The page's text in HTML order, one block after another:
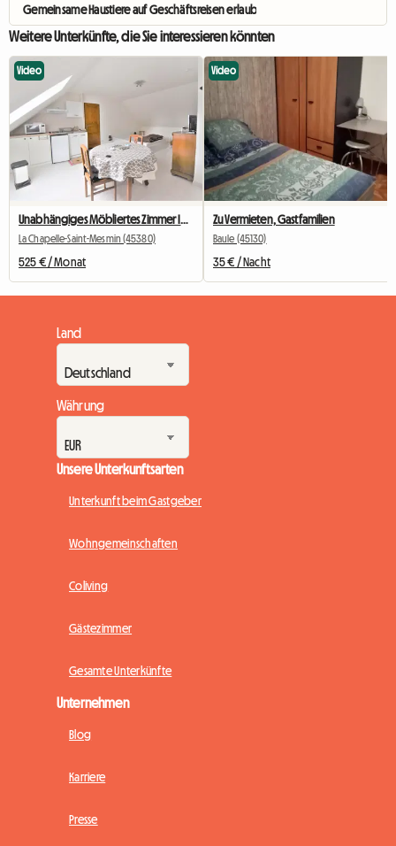
Gemeinsame Haustiere auf Geschäftsreisen erlaubt
Weitere Unterkünfte, die Sie interessieren könnten
Video
Unabhängiges Möbliertes Zimmer Im Einfamilienhaus
La Chapelle-Saint-Mesmin (45380)
525 € / Monat
Video
Zu Vermieten, Gastfamilien
Baule (45130)
35 € / Nacht
Land
Währung
Unsere Unterkunftsarten
Unterkunft beim Gastgeber
Wohngemeinschaften
Coliving
Gästezimmer
Gesamte Unterkünfte
Unternehmen
Blog
Karriere
Presse